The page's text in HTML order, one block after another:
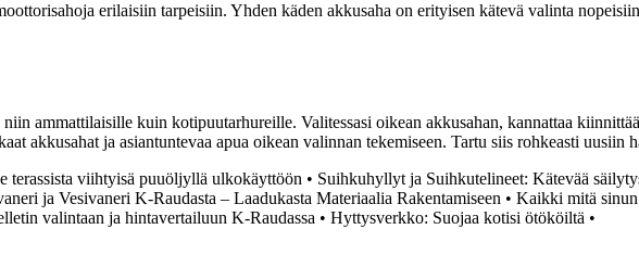
erilaisiin tarpeisiin. Yhden käden akkusaha on erityisen kätevä valinta
ammattilaisille kuin kotipuutarhureille. Valitessasi oikean akkusahan, kannattaa
akkusahat ja asiantuntevaa apua oikean valinnan tekemiseen. Tartu siis rohkeasti
terassista viihtyisä puuöljyllä ulkokäyttöön • Suihkuhyllyt ja Suihkutelineet: Kätevää
ja Vesivaneri K-Raudasta – Laadukasta Materiaalia Rakentamiseen • Kaikki mitä sinun
valintaan ja hintavertailuun K-Raudassa • Hyttysverkko: Suojaa kotisi ötököiltä •